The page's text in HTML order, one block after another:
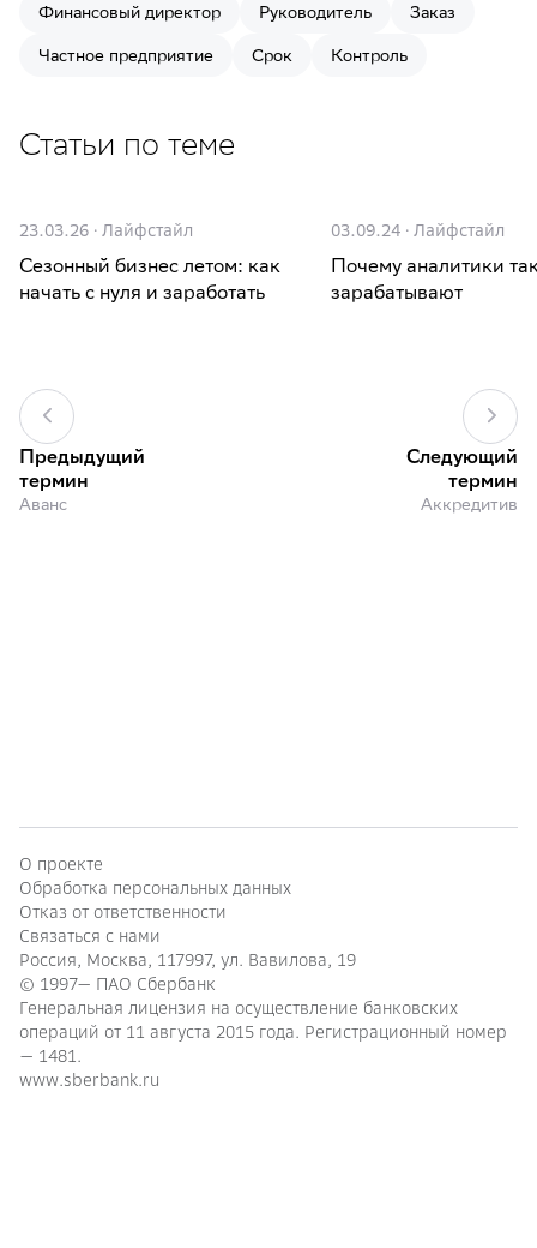
Финансовый директор
Руководитель
Заказ
Частное предприятие
Срок Контроль
Статьи по теме
23.03.26 · Лайфстайл
Сезонный бизнес летом: как
начать с нуля и заработать
03.09.24 · Лайфстайл
Почему аналитики
зарабатывают
Предыдущий
термин
Аванс
Следующий
термин
Аккредитив
О проекте
Обработка персональных данных
Отказ от ответственности
Связаться с нами
Россия, Москва, 117997, ул. Вавилова, 19
© 1997— ПАО Сбербанк
Генеральная лицензия на осуществление банковских
операций от 11 августа 2015 года. Регистрационный номер
— 1481.
www.sberbank.ru